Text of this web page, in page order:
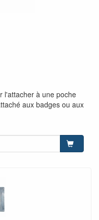
l'attacher à une poche
aux badges ou aux